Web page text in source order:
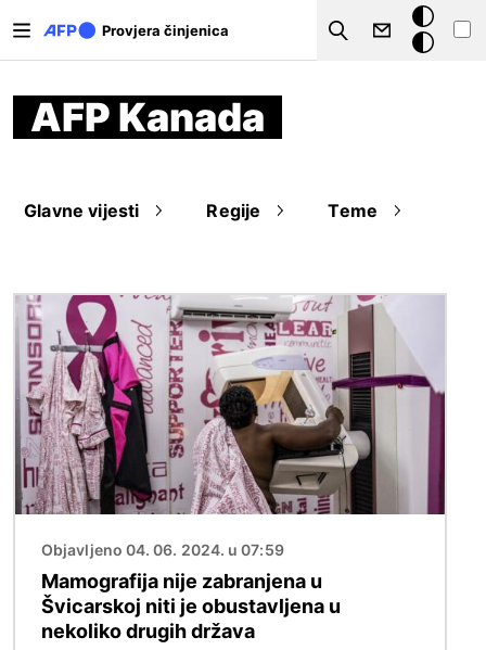
Provjera činjenica
Search
Tamna
pozadina
AFP Kanada
Glavne vijesti Regije Teme
Slika
Objavljeno 04. 06. 2024. u 07:59
Mamografija nije zabranjena u
Švicarskoj niti je obustavljena u
nekoliko drugih država